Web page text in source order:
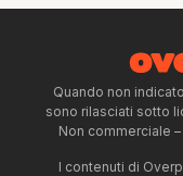
Quando non
sono rilasciati sotto
Non commerciale
I contenuti di